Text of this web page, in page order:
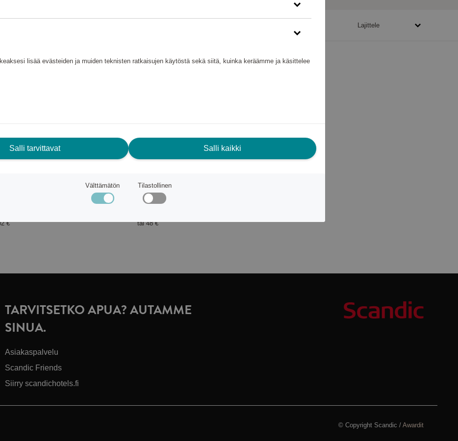
Lajittele
PowerGear X ohileikkaavat oksasakset LX98 L
€
Xtract puutarhasaha SW75 L
Fiskars Garden
tai 48 €
lisää evästeiden ja muiden teknisten ratkaisujen käytöstä sekä siitä, kuinka keräämme ja käsittelee
Salli tarvittavat Salli kaikki
Välttämätön Tilastollinen
TARVITSETKO APUA? AUTAMME
SINUA.
Asiakaspalvelu
Scandic Friends
Siirry scandichotels.fi
© Copyright Scandic / Awardit